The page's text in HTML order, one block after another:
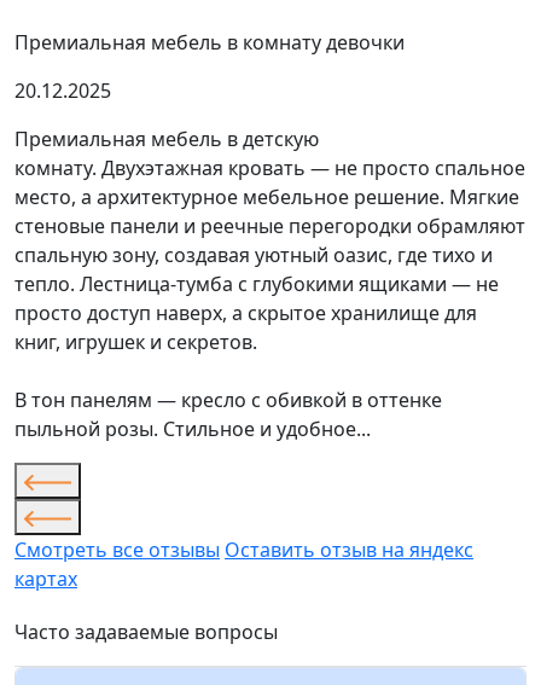
Премиальная мебель в комнату девочки
20.12.2025
Премиальная мебель в детскую
комнату. Двухэтажная кровать — не просто спальное
место, а архитектурное мебельное решение. Мягкие
стеновые панели и реечные перегородки обрамляют
спальную зону, создавая уютный оазис, где тихо и
тепло. Лестница-тумба с глубокими ящиками — не
просто доступ наверх, а скрытое хранилище для
книг, игрушек и секретов.
В тон панелям — кресло с обивкой в оттенке
пыльной розы. Стильное и удобное...
Смотреть все отзывы Оставить отзыв на яндекс
картах
Часто задаваемые вопросы